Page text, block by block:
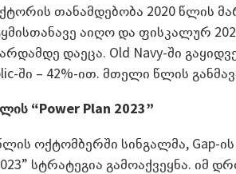
თანამდებობა 2020 წლის
აიღო და ფისკალურ
დაეცა. Old Navy-ში
ში – 42%-ით. მთელი წლის
“Power Plan 2023”
ოქტომბერში სინგალმა, Gap-
სტრატეგია გამოაქვეყნა. იმ